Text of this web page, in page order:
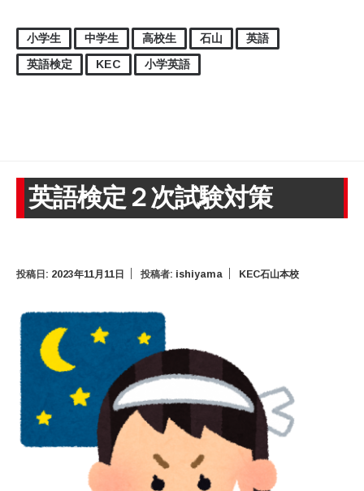
小学生 中学生 高校生 石山
英語
英語検定
KEC 小学英語
英語検定２次試験対策
投稿日: 2023年11月11日 投稿者: ishiyama KEC石山本校